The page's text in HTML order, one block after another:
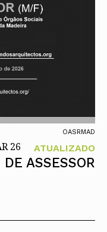
OASRMAD
26 ATUALIZADO
ASSESSOR